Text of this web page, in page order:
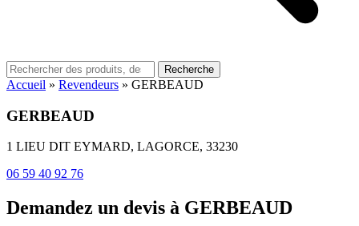
Recherche
Accueil » Revendeurs » GERBEAUD
GERBEAUD
1 LIEU DIT EYMARD, LAGORCE, 33230
06 59 40 92 76
Demandez un devis à GERBEAUD